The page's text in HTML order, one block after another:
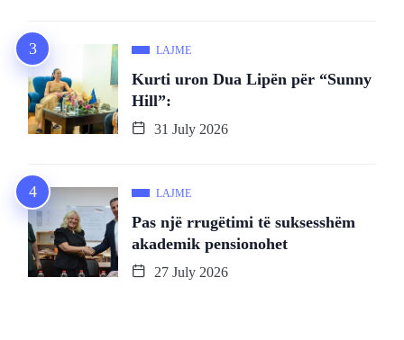
LAJME
Kurti uron Dua Lipën për “Sunny
Hill”:
31 July 2026
LAJME
Pas një rrugëtimi të suksesshëm
akademik pensionohet
27 July 2026